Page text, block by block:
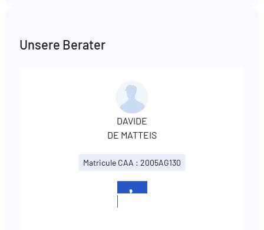
Unsere Berater
DAVIDE
DE MATTEIS
Matricule CAA : 2005AG130